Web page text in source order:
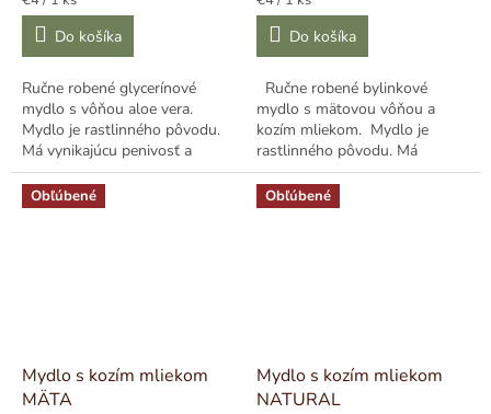
cena:
Do košíka
Ručne robené glycerínové
mydlo s vôňou aloe vera.
Mydlo je rastlinného pôvodu.
Má vynikajúcu penivosť a
vytvára bohatú krémovú penu.
Vďaka...
cena:
Do košíka
Ručne robené bylinkové
mydlo s mätovou vôňou a
kozím mliekom. Mydlo je
rastlinného pôvodu. Má
vynikajúcu penivosť a vytvára
bohatú krémovú penu....
Obľúbené
Mydlo s kozím mliekom
MÄTA
Obľúbené
Mydlo s kozím mliekom
NATURAL